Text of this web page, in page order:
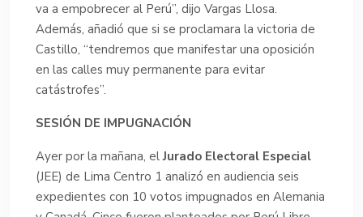
va a empobrecer al Perú”, dijo Vargas Llosa.
Además, añadió que si se proclamara la victoria de
Castillo, “tendremos que manifestar una oposición
en las calles muy permanente para evitar
catástrofes”.
SESIÓN DE IMPUGNACIÓN
Ayer por la mañana, elJurado Electoral Especial
(JEE) de Lima Centro 1 analizó en audiencia seis
expedientes con 10 votos impugnados en Alemania